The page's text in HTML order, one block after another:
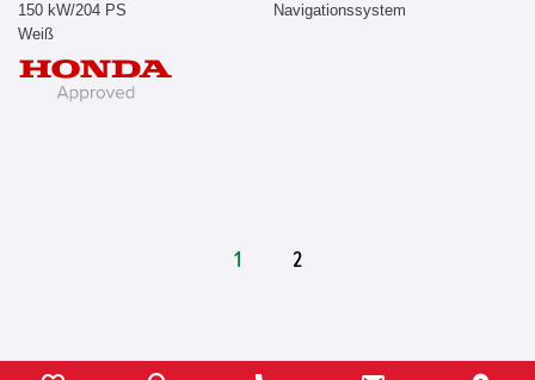
150 kW/204 PS
Weiß
Navigationssystem
1 2